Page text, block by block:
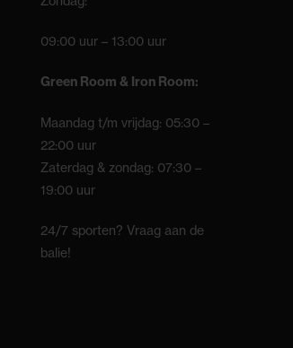
09:00 uur – 13:00 uur
Green Room & Iron Room:
Maandag t/m vrijdag: 05:30 –
22:00 uur
Zaterdag & zondag: 07:30 –
19:00 uur
24/7 sporten? Vraag aan de
balie!